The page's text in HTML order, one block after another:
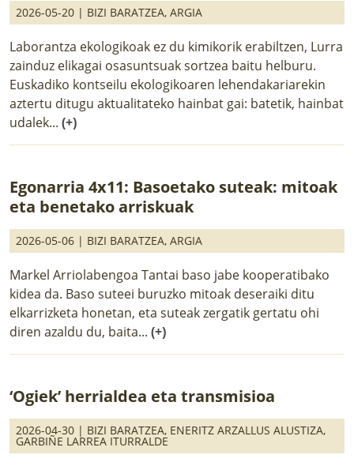
2026-05-20 | BIZI BARATZEA, ARGIA
Laborantza ekologikoak ez du kimikorik erabiltzen, Lurra
zainduz elikagai osasuntsuak sortzea baitu helburu.
Euskadiko kontseilu ekologikoaren lehendakariarekin
aztertu ditugu aktualitateko hainbat gai: batetik, hainbat
udalek... (+)
Egonarria 4x11: Basoetako suteak: mitoak
eta benetako arriskuak
2026-05-06 | BIZI BARATZEA, ARGIA
Markel Arriolabengoa Tantai baso jabe kooperatibako
kidea da. Baso suteei buruzko mitoak deseraiki ditu
elkarrizketa honetan, eta suteak zergatik gertatu ohi
diren azaldu du, baita... (+)
‘Ogiek’ herrialdea eta transmisioa
2026-04-30 | BIZI BARATZEA, ENERITZ ARZALLUS ALUSTIZA,
GARBIÑE LARREA ITURRALDE